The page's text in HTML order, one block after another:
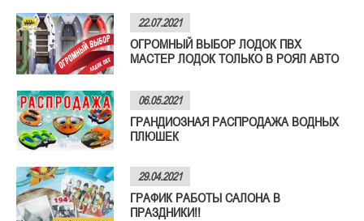
22.07.2021
ОГРОМНЫЙ ВЫБОР ЛОДОК ПВХ
МАСТЕР ЛОДОК ТОЛЬКО В РОЯЛ АВТО
06.05.2021
ГРАНДИОЗНАЯ РАСПРОДАЖА ВОДНЫХ
ПЛЮШЕК
29.04.2021
ГРАФИК РАБОТЫ САЛОНА В
ПРАЗДНИКИ!!